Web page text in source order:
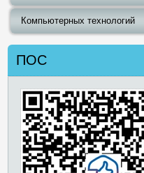
Компьютерных технологий
ПОС